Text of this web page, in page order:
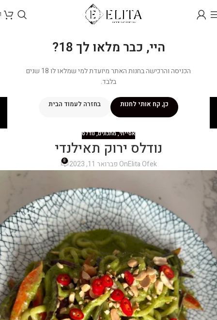
היי, כבר מלאו לך 18?
הכניסה והרכישה בחנות האתר מיועדת למי שמלאו לו 18 שנים
בלבד.
כן, קח אותי לחנות בחזרה לעמוד הביתבלוג
אסייתי,מתכונים,נודלס
נודלס ירוק תאילנדי
Elita OfekOn פברואר 11, 2023 8